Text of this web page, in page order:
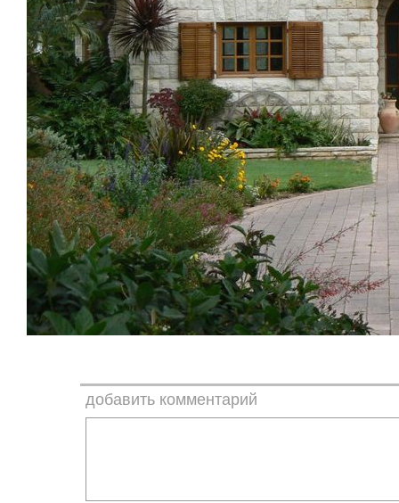
добавить комментарий